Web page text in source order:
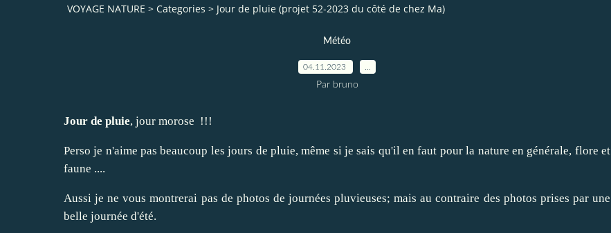
VOYAGE NATURE > Categories > Jour de pluie (projet 52-2023 du côté de chez Ma)
Météo
04.11.2023
Par bruno
Jour de pluie, jour morose !!!
Perso je n'aime pas beaucoup les jours de pluie, même si je sais qu'il en faut pour la nature en générale, flore et
faune ....
Aussi je ne vous montrerai pas de photos de journées pluvieuses; mais au contraire des photos prises par une
belle journée d'été.